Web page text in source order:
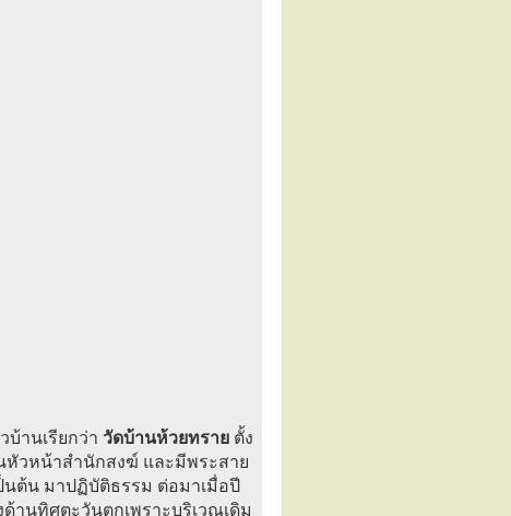
บ้านเรียกว่า วัดบ้านห้วยทราย ตั้ง
หัวหน้าสำนักสงฆ์ และมีพระสาย
นต้น มาปฏิบัติธรรม ต่อมาเมื่อปี
นทิศตะวันตกเพราะบริเวณเดิม